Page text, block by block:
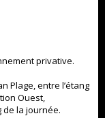
privative.
Plage, entre l’étang
Ouest,
de la journée.